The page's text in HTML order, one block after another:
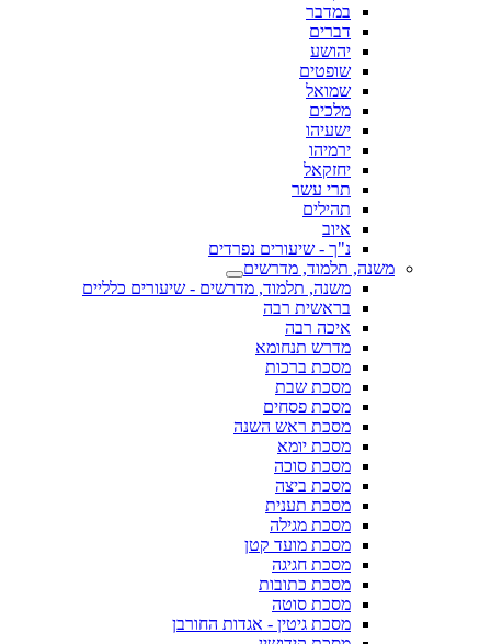
במדבר
דברים
יהושע
שופטים
שמואל
מלכים
ישעיהו
ירמיהו
יחזקאל
תרי עשר
תהילים
איוב
נ"ך - שיעורים נפרדים
משנה, תלמוד, מדרשים
משנה, תלמוד, מדרשים - שיעורים כלליים
בראשית רבה
איכה רבה
מדרש תנחומא
מסכת ברכות
מסכת שבת
מסכת פסחים
מסכת ראש השנה
מסכת יומא
מסכת סוכה
מסכת ביצה
מסכת תענית
מסכת מגילה
מסכת מועד קטן
מסכת חגיגה
מסכת כתובות
מסכת סוטה
מסכת גיטין - אגדות החורבן